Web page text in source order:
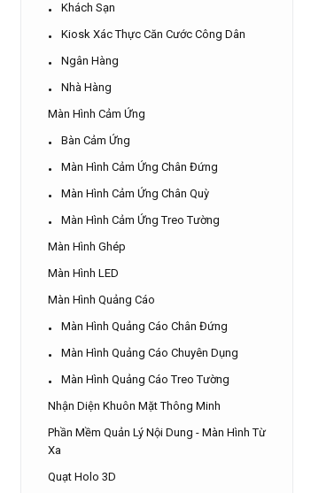
Khách Sạn
Kiosk Xác Thực Căn Cước Công Dân
Ngân Hàng
Nhà Hàng
Màn Hình Cảm Ứng
Bàn Cảm Ứng
Màn Hình Cảm Ứng Chân Đứng
Màn Hình Cảm Ứng Chân Quỳ
Màn Hình Cảm Ứng Treo Tường
Màn Hình Ghép
Màn Hình LED
Màn Hình Quảng Cáo
Màn Hình Quảng Cáo Chân Đứng
Màn Hình Quảng Cáo Chuyên Dụng
Màn Hình Quảng Cáo Treo Tường
Nhận Diện Khuôn Mặt Thông Minh
Phần Mềm Quản Lý Nội Dung - Màn Hình Từ
Xa
Quạt Holo 3D